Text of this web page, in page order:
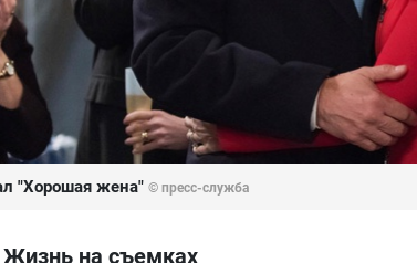
"Хорошая жена" © пресс-служба
Жизнь на съемках